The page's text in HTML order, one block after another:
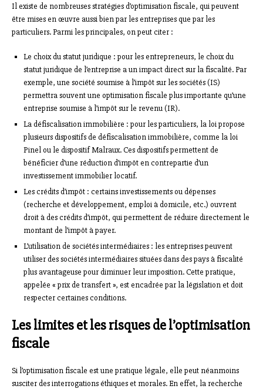
Il existe de nombreuses stratégies d’optimisation fiscale, qui peuvent
être mises en œuvre aussi bien par les entreprises que par les
particuliers. Parmi les principales, on peut citer :
Le choix du statut juridique : pour les entrepreneurs, le choix du
statut juridique de l’entreprise a un impact direct sur la fiscalité. Par
exemple, une société soumise à l’impôt sur les sociétés (IS)
permettra souvent une optimisation fiscale plus importante qu’une
entreprise soumise à l’impôt sur le revenu (IR).
La défiscalisation immobilière : pour les particuliers, la loi propose
plusieurs dispositifs de défiscalisation immobilière, comme la loi
Pinel ou le dispositif Malraux. Ces dispositifs permettent de
bénéficier d’une réduction d’impôt en contrepartie d’un
investissement immobilier locatif.
Les crédits d’impôt : certains investissements ou dépenses
(recherche et développement, emploi à domicile, etc.) ouvrent
droit à des crédits d’impôt, qui permettent de réduire directement le
montant de l’impôt à payer.
L’utilisation de sociétés intermédiaires : les entreprises peuvent
utiliser des sociétés intermédiaires situées dans des pays à fiscalité
plus avantageuse pour diminuer leur imposition. Cette pratique,
appelée « prix de transfert », est encadrée par la législation et doit
respecter certaines conditions.
Les limites et les risques de l’optimisation
fiscale
Si l’optimisation fiscale est une pratique légale, elle peut néanmoins
susciter des interrogations éthiques et morales. En effet, la recherche